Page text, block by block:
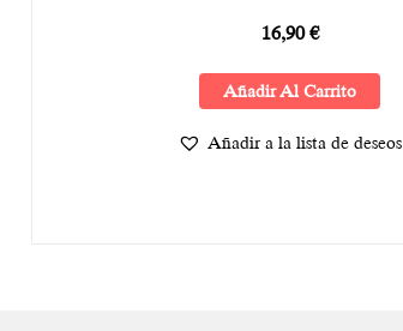
16,90€
Añadir Al Carrito
Añadir a la lista de deseos